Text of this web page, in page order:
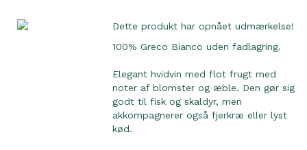
Dette produkt har opnået udmærkelse!
100% Greco Bianco uden fadlagring.
Elegant hvidvin med flot frugt med
noter af blomster og æble. Den gør sig
godt til fisk og skaldyr, men
akkompagnerer også fjerkræ eller lyst
kød.